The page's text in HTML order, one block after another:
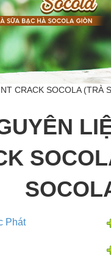
CRACK SOCOLA (TRÀ
Phát